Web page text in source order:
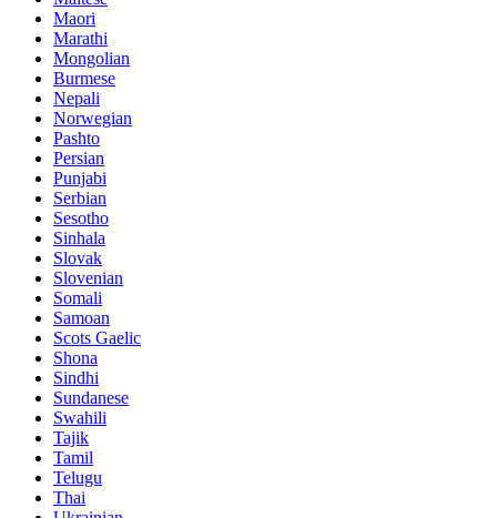
Maori
Marathi
Mongolian
Burmese
Nepali
Norwegian
Pashto
Persian
Punjabi
Serbian
Sesotho
Sinhala
Slovak
Slovenian
Somali
Samoan
Scots Gaelic
Shona
Sindhi
Sundanese
Swahili
Tajik
Tamil
Telugu
Thai